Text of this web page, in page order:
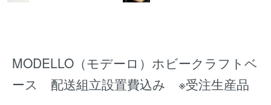
MODELLO（モデーロ）ホビークラフトベ
ース 配送組立設置費込み ※受注生産品